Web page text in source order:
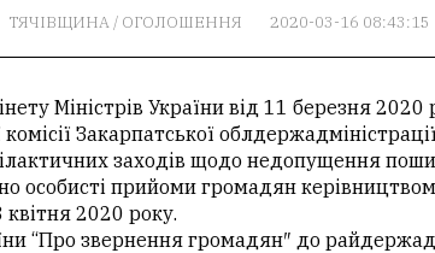
ТЯЧІВЩИНА/ ОГОЛОШЕННЯ 2020-03-16 08:43:15
Міністрів України від 11 березня 2020
Закарпатської
заходів щодо недопущення
особисті прийоми громадян керівництвом
2020 року.
“Про звернення громадян″ до